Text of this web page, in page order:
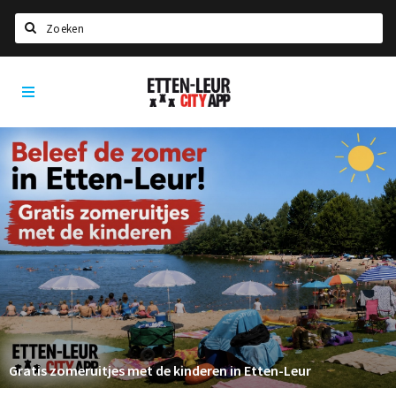
Home
Agenda
Deals
Party pics
Nieuws, interviews & blogs
Eten
Drinken
Slapen
Recreatief
Winkels
Etten-
Leur
Gratis zomeruitjes met de kinderen in Etten-Leur